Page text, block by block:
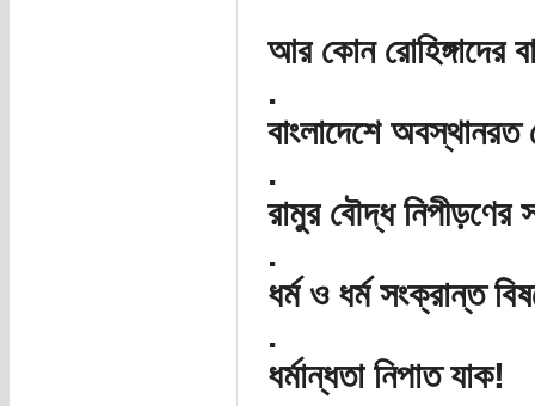
আর কোন রোহিঙ্গাদের
.
বাংলাদেশে অবস্থানরত
.
রামুর বৌদ্ধ নিপীড়ণের
.
ধর্ম ও ধর্ম সংক্রান্ত
.
ধর্মান্ধতা নিপাত যাক!